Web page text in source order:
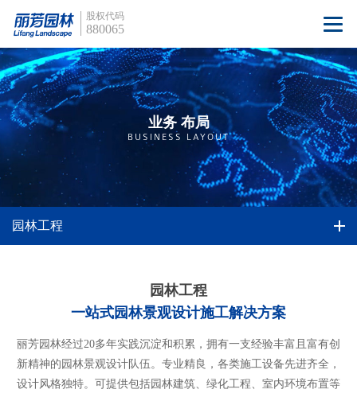
股权代码
880065
业务 布局
BUSINESS LAYOUT
园林工程
园林工程
一站式园林景观设计施工解决方案
丽芳园林经过20多年实践沉淀和积累，拥有一支经验丰富且富有创
新精神的园林景观设计队伍。专业精良，各类施工设备先进齐全，
设计风格独特。可提供包括园林建筑、绿化工程、室内环境布置等